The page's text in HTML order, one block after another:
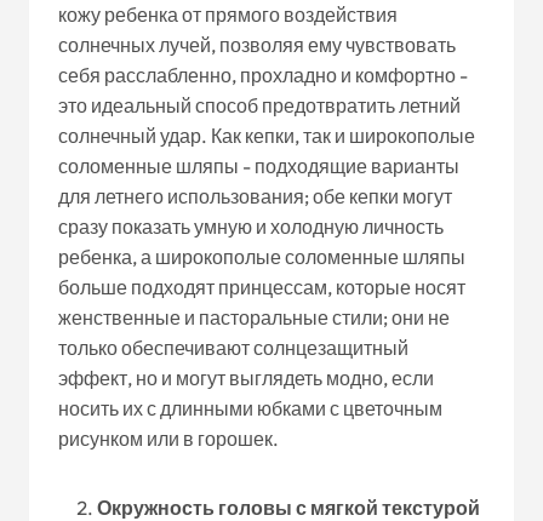
кожу ребенка от прямого воздействия
солнечных лучей, позволяя ему чувствовать
себя расслабленно, прохладно и комфортно -
это идеальный способ предотвратить летний
солнечный удар. Как кепки, так и широкополые
соломенные шляпы - подходящие варианты
для летнего использования; обе кепки могут
сразу показать умную и холодную личность
ребенка, а широкополые соломенные шляпы
больше подходят принцессам, которые носят
женственные и пасторальные стили; они не
только обеспечивают солнцезащитный
эффект, но и могут выглядеть модно, если
носить их с длинными юбками с цветочным
рисунком или в горошек.
Окружность головы с мягкой текстурой